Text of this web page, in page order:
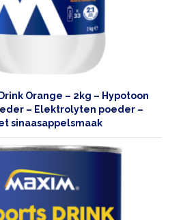
Orange – 2kg – Hypotoon
– Elektrolyten poeder –
sinaasappelsmaak